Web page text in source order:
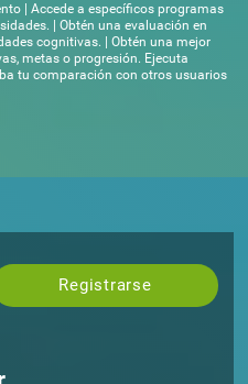
| Accede a específicos programas
| Obtén una evaluación en
cognitivas. | Obtén una mejor
metas o progresión. Ejecuta
tu comparación con otros usuarios
Registrarse